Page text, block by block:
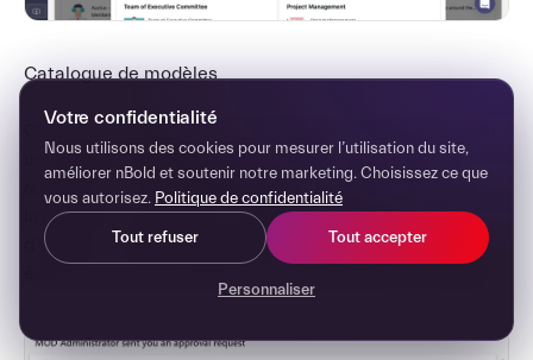
Catalogue de modèles
C’est fait ! Désormais, lorsque quelqu’un souhaite créer
une équipe à partir de votre modèle, l’approbateur
recevra un courrier électronique contenant toutes les
informations relatives à la demande de création
d’équipe. Lorsqu’une demande est approuvée, une
Votre confidentialité
Nous utilisons des cookies pour mesurer l’utilisation du site,
améliorer nBold et soutenir notre marketing. Choisissez ce que
vous autorisez. Politique de confidentialité
Tout refuser Tout accepter
Personnaliser